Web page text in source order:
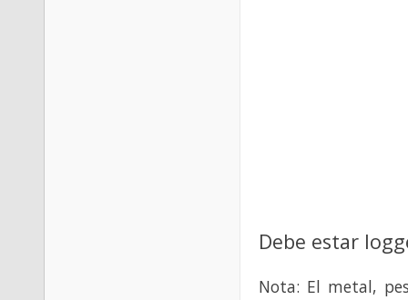
Debe estar
Nota: El metal,